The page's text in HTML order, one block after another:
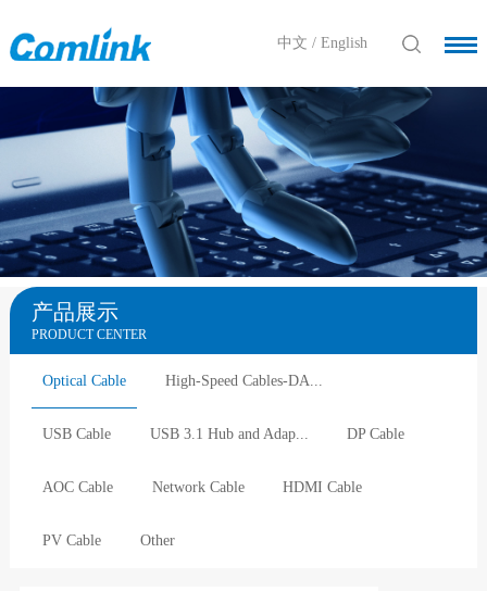
中文 /English
产品展示
PRODUCT CENTER
Optical Cable High-Speed Cables-DA...
USB Cable USB 3.1 Hub and Adap... DP Cable
AOC Cable Network Cable HDMI Cable
PV Cable Other